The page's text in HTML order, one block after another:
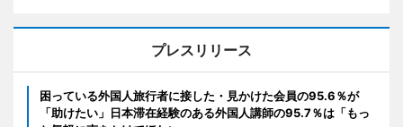
プレスリリース
困っている外国人旅行者に接した・見かけた会員の95.6％が
「助けたい」日本滞在経験のある外国人講師の95.7％は「もっ